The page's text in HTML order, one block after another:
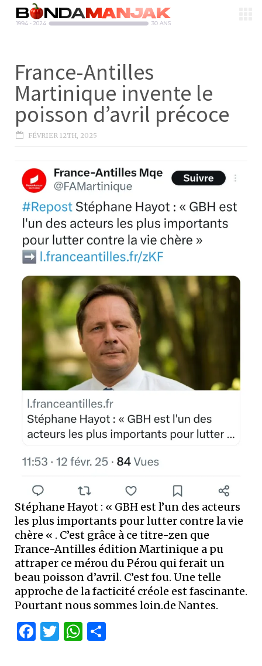
France-Antilles
Martinique invente le
poisson d’avril précoce
FÉVRIER 12TH, 2025
Stéphane Hayot : « GBH est l’un des acteurs
les plus importants pour lutter contre la vie
chère « . C’est grâce à ce titre-zen que
France-Antilles édition Martinique a pu
attraper ce mérou du Pérou qui ferait un
beau poisson d’avril. C’est fou. Une telle
approche de la facticité créole est fascinante.
Pourtant nous sommes loin.de Nantes.
Facebook
Twitter
WhatsApp